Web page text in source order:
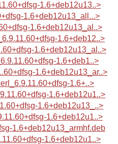
1.6+deb12u13..>
1.6+deb12u13_all...>
1.6+deb12u13_al..>
1.6+deb12..>
1.6+deb12u13_al..>
1.6+deb1..>
1.6+deb12u13_ar..>
1.6+..>
1.6+deb12u1..>
1.6+deb12u13_..>
1.6+deb12u1..>
1.6+deb12u13_armhf.deb
1.6+deb12u1..>